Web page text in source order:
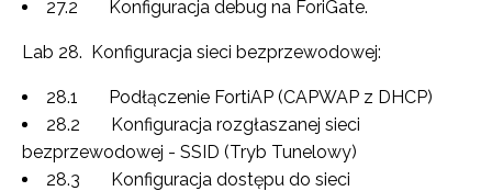
27.2 Konfiguracja debug na ForiGate.
Lab 28. Konfiguracja sieci bezprzewodowej:
28.1 Podłączenie FortiAP (CAPWAP z DHCP)
28.2 Konfiguracja rozgłaszanej sieci
bezprzewodowej - SSID (Tryb Tunelowy)
28.3 Konfiguracja dostępu do sieci